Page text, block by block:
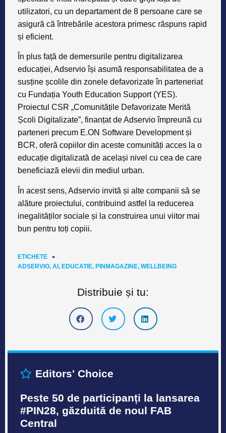
utilizatori, cu un departament de 8 persoane care se
asigură că întrebările acestora primesc răspuns rapid
și eficient.
În plus față de demersurile pentru digitalizarea
educației, Adservio își asumă responsabilitatea de a
susține școlile din zonele defavorizate în parteneriat
cu Fundația Youth Education Support (YES).
Proiectul CSR „Comunitățile Defavorizate Merită
Școli Digitalizate”, finanțat de Adservio împreună cu
parteneri precum E.ON Software Development și
BCR, oferă copiilor din aceste comunități acces la o
educație digitalizată de același nivel cu cea de care
beneficiază elevii din mediul urban.
În acest sens, Adservio invită și alte companii să se
alăture proiectului, contribuind astfel la reducerea
inegalităților sociale și la construirea unui viitor mai
bun pentru toți copiii.
ETICHETE
ADSERVIO, AI , EDUCATIE, PINMAGAZINE, WELLBEING
Distribuie și tu:
Editors' Choice
Peste 50 de participanți la lansarea
#PIN28, găzduită de noul FAB
Central